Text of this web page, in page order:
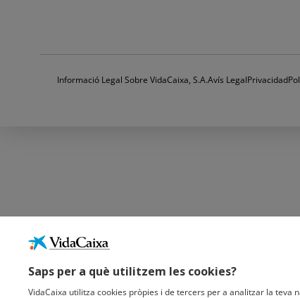
Saps per a què utilitzem les cookies?
VidaCaixa utilitza cookies pròpies i de tercers per a analitzar la
Informació Legal Sobre VidaCaixa, S.A.Avís LegalPrivacidad